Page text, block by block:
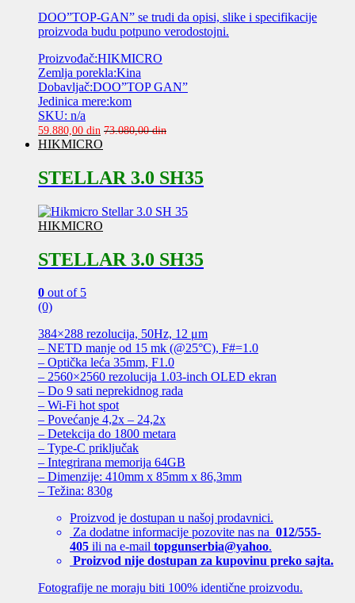
DOO”TOP-GAN” se trudi da opisi, slike i specifikacije
proizvoda budu potpuno verodostojni.
Proizvođač:HIKMICRO
Zemlja porekla:Kina
Dobavljač:DOO”TOP GAN”
Jedinica mere:kom
SKU: n/a
59.880,00 din 73.080,00din
HIKMICRO
STELLAR 3.0 SH35
HIKMICRO
STELLAR 3.0 SH35
0 out of 5
(0)
384×288 rezolucija, 50Hz, 12 μm
– NETD manje od 15 mk (@25°C), F#=1.0
– Optička leća 35mm, F1.0
– 2560×2560 rezolucija 1.03-inch OLED ekran
– Do 9 sati neprekidnog rada
– Wi-Fi hot spot
– Povećanje 4,2x – 24,2x
– Detekcija do 1800 metara
– Type-C priključak
– Integrirana memorija 64GB
– Dimenzije: 410mm x 85mm x 86,3mm
– Težina: 830g
Proizvod je dostupan u našoj prodavnici.
Za dodatne informacije pozovite nas na 012/555-
405 ili na e-mail topgunserbia@yahoo.
Proizvod nije dostupan za kupovinu preko sajta.
Fotografije ne moraju biti 100% identične proizvodu.